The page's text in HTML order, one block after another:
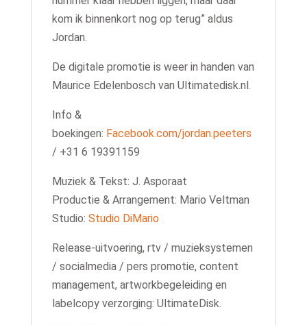
kom ik binnenkort nog op terug” aldus
Jordan.
De digitale promotie is weer in handen van
Maurice Edelenbosch van Ultimatedisk.nl.
Info &
boekingen: Facebook.com/jordan.peeters
/ +31 6 19391159
Muziek & Tekst: J. Asporaat
Productie & Arrangement: Mario Veltman
Studio: Studio DiMario
Release-uitvoering, rtv / muzieksystemen
/ socialmedia / pers promotie, content
management, artworkbegeleiding en
labelcopy verzorging: UltimateDisk.